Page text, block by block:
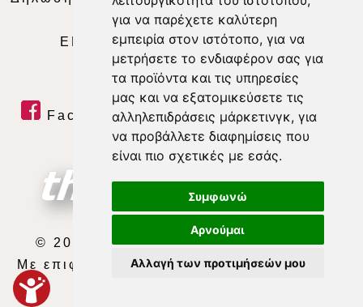
για να παρέχετε καλύτερη
εμπειρία στον ιστότοπο, για να
μετρήσετε το ενδιαφέρον σας για
τα προϊόντα και τις υπηρεσίες
μας και να εξατομικεύσετε τις
αλληλεπιδράσεις μάρκετινγκ, για
να προβάλλετε διαφημίσεις που
είναι πιο σχετικές με εσάς.
Συμφωνώ
Αρνούμαι
Αλλαγή των προτιμήσεών μου
2018/334|Ταυτότητα
ΕΝΗΜΕΡΩΣΗ |WEB TV| LIVE
Facebook| Twitter | Youtube
RSS Feed
© 2026 ΘΕΣΣΑΛΙΑ ΤΗΛΕΟΡΑΣΗ Α.Ε.
Με επιφύλαξη κάθε νόμιμου δικαιώματος.